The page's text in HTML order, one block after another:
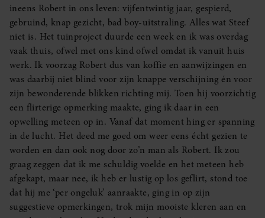
ineens Robert in ons leven: vijfentwintig jaar, gespierd,
gebruind, knap gezicht, bad boy-uitstraling. Alles wat Steef
niet is. Het tuinproject duurde een week en ik was overdag
vaak thuis, ofwel met ons kind ofwel omdat ik vanuit huis
werk. Ik voorzag Robert dus van koffie en aanwijzingen en
was daarbij niet blind voor zijn knappe verschijning én voor
zijn bewonderende blikken richting mij. Toen hij voorzichtig
een flirterige opmerking maakte, ging ik daar in een
opwelling meteen op in. Vanaf dat moment hing er spanning
in de lucht. Het deed me goed om weer eens écht gezien te
worden en dan ook nog door zo’n man als Robert. Ik zou
graag zeggen dat ik me schuldig voelde en het meteen heb
afgekapt, maar nee, ik heb er lustig op los geflirt, stond toe
dat hij me ‘per ongeluk’ aanraakte, ging in op zijn
suggestieve opmerkingen, trok mijn mooiste kleren aan en